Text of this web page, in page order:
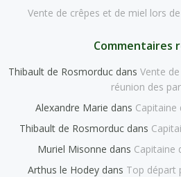
Vente de crêpes et de miel lors
Commentaires
Thibault de Rosmorducdans Vente
réunion des
Alexandre Marie dans Capitaine
Thibault de Rosmorduc dans
Muriel Misonne dans Capitaine
Arthus le Hodey dans Top départ